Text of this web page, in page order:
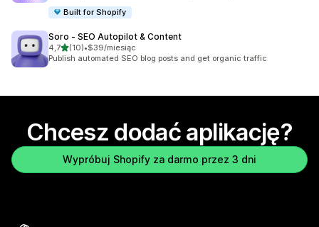
Built for Shopify
Soro ‑ SEO Autopilot & Content
4,7na 5 gwiazdek
(10)
Łączna liczba recenzji: 10
•$39/miesiąc
Publish automated SEO blog posts and get organic traffic
Chcesz dodać aplikację?
Wypróbuj Shopify za darmo przez 3 dni